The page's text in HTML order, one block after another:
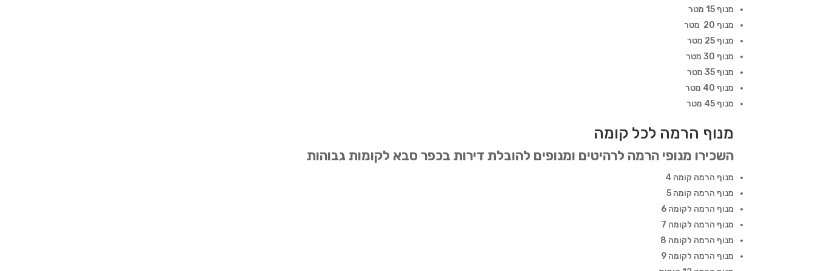
מנוף 15 מטר
מנוף 20 מטר
מנוף 25 מטר
מנוף 30 מטר
מנוף 35 מטר
מנוף 40 מטר
מנוף 45 מטר
מנוף הרמה לכל קומה
השכירו מנופי הרמה לרהיטים ומנופים להובלת דירות בכפר סבא לקומות גבוהות
מנוף הרמה קומה 4
מנוף הרמה קומה 5
מנוף הרמה לקומה 6
מנוף הרמה לקומה 7
מנוף הרמה לקומה 8
מנוף הרמה לקומה 9